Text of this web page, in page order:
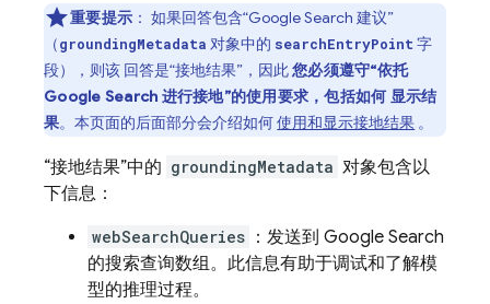
重要提示 ： 如果回答包含“Google Search 建议”
（groundingMetadata 对象中的 searchEntryPoint 字
段），则该 回答是“接地结果”，因此您必须遵守“依托
Google Search 进行接地”的使用要求，包括如何 显示结
果。本页面的后面部分会介绍如何使用和显示接地结果 。
“接地结果”中的 groundingMetadata 对象包含以
下信息：
webSearchQueries ：发送到 Google Search
的搜索查询数组。此信息有助于调试和了解模
型的推理过程。